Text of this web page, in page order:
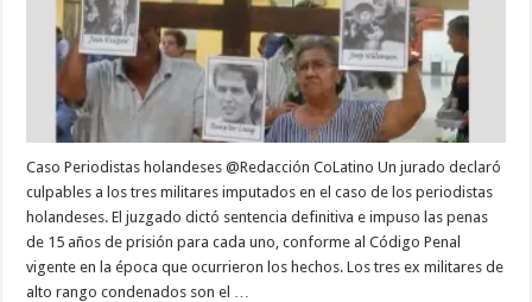
Caso Periodistas holandeses @Redacción CoLatino Un jurado declaró
culpables a los tres militares imputados en el caso de los periodistas
holandeses. El juzgado dictó sentencia definitiva e impuso las penas
de 15 años de prisión para cada uno, conforme al Código Penal
vigente en la época que ocurrieron los hechos. Los tres ex militares de
alto rango condenados son el …